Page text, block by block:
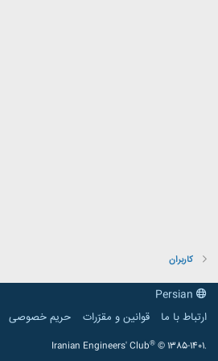
کاربران
ارتباط با ما
قوانین و مقرّرات حریم خصوصی
Iranian Engineers' Club® © 1385-1401.